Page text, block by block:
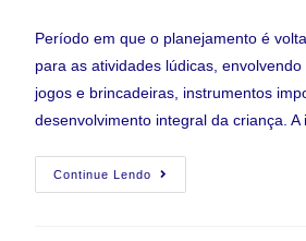
Período em que o planejamento é
para as atividades lúdicas,
jogos e brincadeiras, instrumentos
desenvolvimento integral da criança.
Continue Lendo